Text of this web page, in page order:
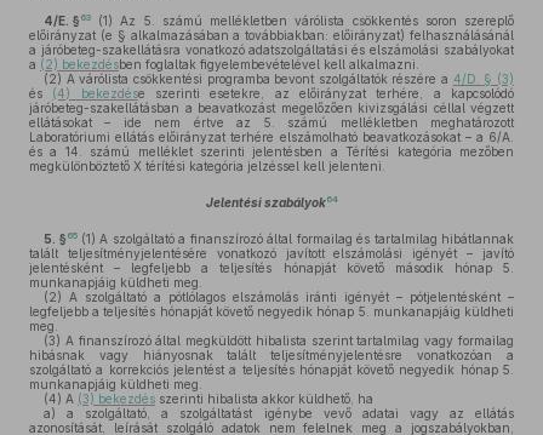
4/E. § 63 (1) Az 5. számú mellékletben várólista csökkentés soron szereplő
előirányzat (e § alkalmazásában a továbbiakban: előirányzat) felhasználásánál
a járóbeteg-szakellátásra vonatkozó adatszolgáltatási és elszámolási szabályokat
a (2) bekezdésben foglaltak figyelembevételével kell alkalmazni.
(2) A várólista csökkentési programba bevont szolgáltatók részére a 4/D. § (3)
és (4) bekezdése szerinti esetekre, az előirányzat terhére, a kapcsolódó
járóbeteg-szakellátásban a beavatkozást megelőzően kivizsgálási céllal végzett
ellátásokat – ide nem értve az 5. számú mellékletben meghatározott
Laboratóriumi ellátás előirányzat terhére elszámolható beavatkozásokat – a 6/A.
és a 14. számú melléklet szerinti jelentésben a Térítési kategória mezőben
megkülönböztető X térítési kategória jelzéssel kell jelenteni.
Jelentési szabályok64
5. § 65 (1) A szolgáltató a finanszírozó által formailag és tartalmilag hibátlannak
talált teljesítményjelentésére vonatkozó javított elszámolási igényét – javító
jelentésként – legfeljebb a teljesítés hónapját követő második hónap 5.
munkanapjáig küldheti meg.
(2) A szolgáltató a pótlólagos elszámolás iránti igényét – pótjelentésként –
legfeljebb a teljesítés hónapját követő negyedik hónap 5. munkanapjáig küldheti
meg.
(3) A finanszírozó által megküldött hibalista szerint tartalmilag vagy formailag
hibásnak vagy hiányosnak talált teljesítményjelentésre vonatkozóan a
szolgáltató a korrekciós jelentést a teljesítés hónapját követő negyedik hónap 5.
munkanapjáig küldheti meg.
(4) A (3) bekezdés szerinti hibalista akkor küldhető, ha
a) a szolgáltató, a szolgáltatást igénybe vevő adatai vagy az ellátás
azonosítását, leírását szolgáló adatok nem felelnek meg a jogszabályokban,